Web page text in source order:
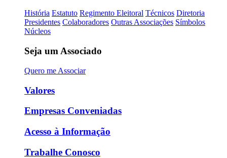
História Estatuto Regimento Eleitoral Técnicos Diretoria
Presidentes Colaboradores Outras Associações Símbolos
Núcleos
Seja um Associado
Quero me Associar
Valores
Empresas Conveniadas
Acesso à Informação
Trabalhe Conosco